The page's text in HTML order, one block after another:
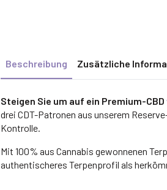
Beschreibung Zusätzliche
Steigen Sie um auf ein Premium-CBD
drei CDT-Patronen aus unserem
Kontrolle.
Mit 100% aus Cannabis gewonnenen
authentischeres Terpenprofil als